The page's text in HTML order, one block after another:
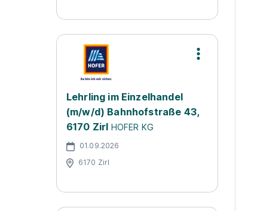
Lehrling im Einzelhandel
(m/w/d) Bahnhofstraße 43,
6170 Zirl HOFER KG
01.09.2026
6170 Zirl